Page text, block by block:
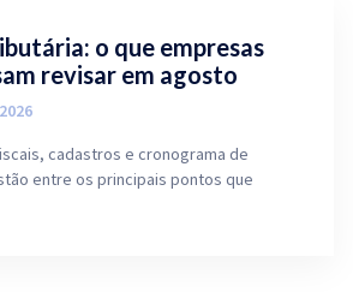
o que empresas
revisar em agosto
cadastros e cronograma de
entre os principais pontos que